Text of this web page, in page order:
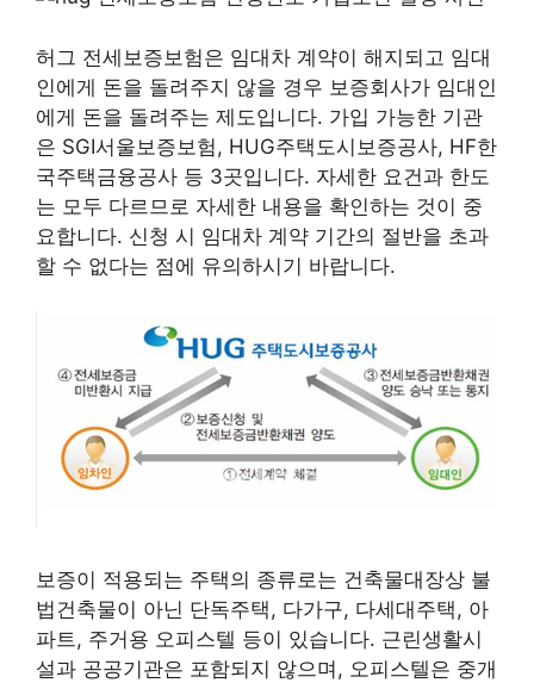
허그 전세보증보험은 임대차 계약이 해지되고 임대
인에게 돈을 돌려주지 않을 경우 보증회사가 임대인
에게 돈을 돌려주는 제도입니다. 가입 가능한 기관
은 SGI서울보증보험, HUG주택도시보증공사, HF한
국주택금융공사 등 3곳입니다. 자세한 요건과 한도
는 모두 다르므로 자세한 내용을 확인하는 것이 중
요합니다. 신청 시 임대차 계약 기간의 절반을 초과
할 수 없다는 점에 유의하시기 바랍니다.
보증이 적용되는 주택의 종류로는 건축물대장상 불
법건축물이 아닌 단독주택, 다가구, 다세대주택, 아
파트, 주거용 오피스텔 등이 있습니다. 근린생활시
설과 공공기관은 포함되지 않으며, 오피스텔은 중개